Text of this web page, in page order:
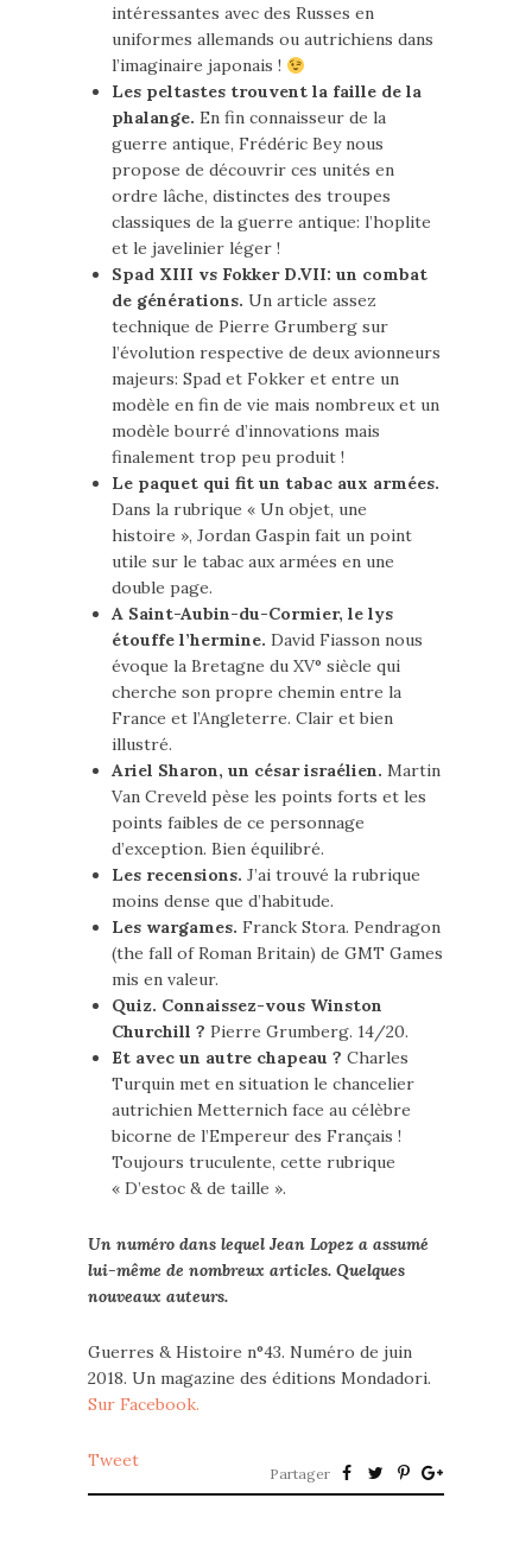
intéressantes avec des Russes en
uniformes allemands ou autrichiens dans
l’imaginaire japonais !
Les peltastes trouvent la faille de la
phalange. En fin connaisseur de la
guerre antique, Frédéric Bey nous
propose de découvrir ces unités en
ordre lâche, distinctes des troupes
classiques de la guerre antique: l’hoplite
et le javelinier léger !
Spad XIII vs Fokker D.VII: un combat
de générations. Un article assez
technique de Pierre Grumberg sur
l’évolution respective de deux avionneurs
majeurs: Spad et Fokker et entre un
modèle en fin de vie mais nombreux et un
modèle bourré d’innovations mais
finalement trop peu produit !
Le paquet qui fit un tabac aux armées.
Dans la rubrique « Un objet, une
histoire », Jordan Gaspin fait un point
utile sur le tabac aux armées en une
double page.
A Saint-Aubin-du-Cormier, le lys
étouffe l’hermine. David Fiasson nous
évoque la Bretagne du XV° siècle qui
cherche son propre chemin entre la
France et l’Angleterre. Clair et bien
illustré.
Ariel Sharon, un césar israélien. Martin
Van Creveld pèse les points forts et les
points faibles de ce personnage
d’exception. Bien équilibré.
Les recensions. J’ai trouvé la rubrique
moins dense que d’habitude.
Les wargames. Franck Stora. Pendragon
(the fall of Roman Britain) de GMT Games
mis en valeur.
Quiz. Connaissez-vous Winston
Churchill ? Pierre Grumberg. 14/20.
Et avec un autre chapeau ? Charles
Turquin met en situation le chancelier
autrichien Metternich face au célèbre
bicorne de l’Empereur des Français !
Toujours truculente, cette rubrique
« D’estoc & de taille ».
Un numéro dans lequel Jean Lopez a assumé
lui-même de nombreux articles. Quelques
nouveaux auteurs.
Guerres & Histoire n°43. Numéro de juin
2018. Un magazine des éditions Mondadori.
Sur Facebook.
Tweet
Partager